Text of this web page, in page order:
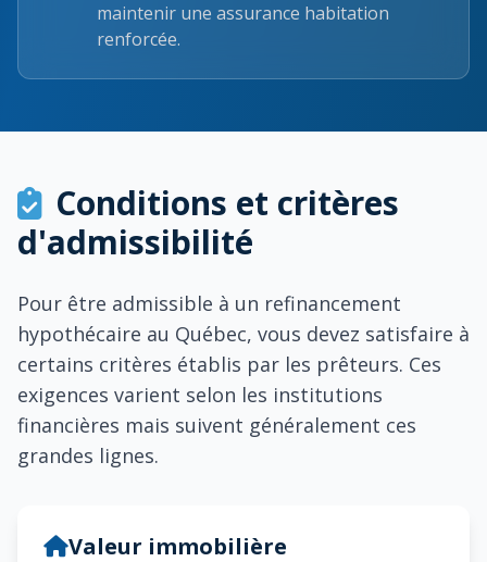
maintenir une assurance habitation
renforcée.
Conditions et critères
d'admissibilité
Pour être admissible à un refinancement
hypothécaire au Québec, vous devez satisfaire à
certains critères établis par les prêteurs. Ces
exigences varient selon les institutions
financières mais suivent généralement ces
grandes lignes.
Valeur immobilière